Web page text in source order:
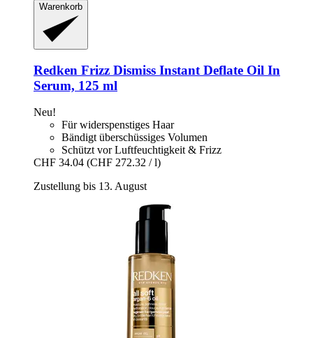
Warenkorb
Redken Frizz Dismiss Instant Deflate Oil In
Serum, 125 ml
Neu!
Für widerspenstiges Haar
Bändigt überschüssiges Volumen
Schützt vor Luftfeuchtigkeit & Frizz
CHF 34.04 (CHF 272.32 / l)
Zustellung bis 13. August